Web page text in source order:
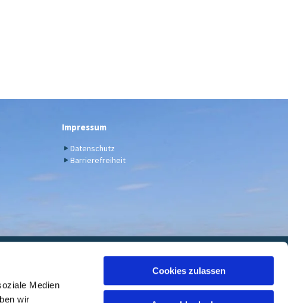
Medien
wir
Cookies zulassen
Impressum
Datenschutz
Barrierefreiheit
7000 05, BIC: GENODED1DKD